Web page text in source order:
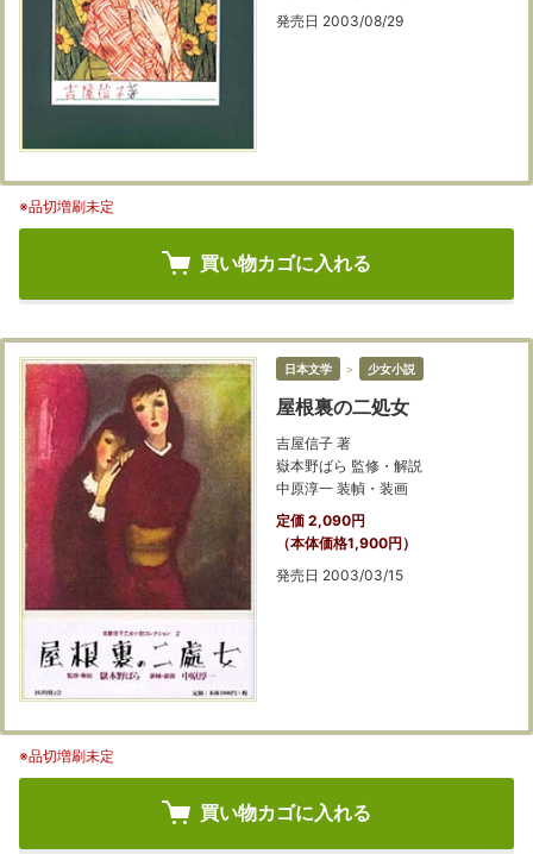
発売日 2003/08/29
※品切増刷未定
買い物カゴに入れる
日本文学 ＞ 少女小説
屋根裏の二処女
吉屋信子 著
嶽本野ばら 監修・解説
中原淳一 装幀・装画
定価 2,090円
（本体価格1,900円）
発売日 2003/03/15
※品切増刷未定
買い物カゴに入れる